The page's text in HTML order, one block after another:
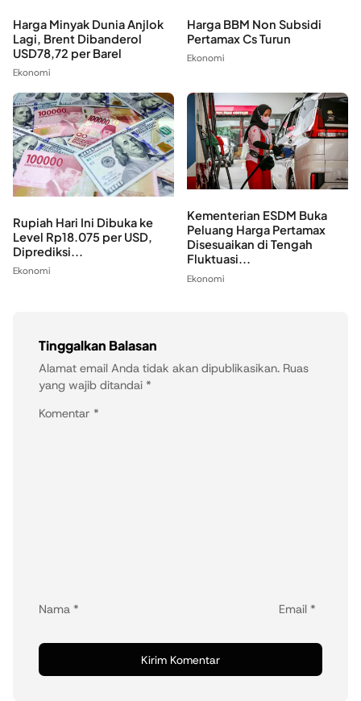
Harga Minyak Dunia Anjlok
Lagi, Brent Dibanderol
USD78,72 per Barel
Ekonomi
Harga BBM Non Subsidi
Pertamax Cs Turun
Ekonomi
Rupiah Hari Ini Dibuka ke
Level Rp18.075 per USD,
Diprediksi...
Ekonomi
Kementerian ESDM Buka
Peluang Harga Pertamax
Disesuaikan di Tengah
Fluktuasi...
Ekonomi
Tinggalkan Balasan
Alamat email Anda tidak akan dipublikasikan. Ruas
yang wajib ditandai *
Komentar *
Nama * Email *